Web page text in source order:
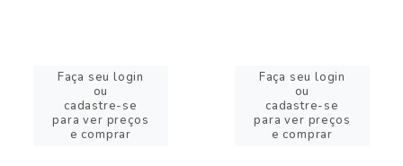
Faça seu login
ou
cadastre-se
para ver preços
e comprar
Faça seu login
ou
cadastre-se
para ver preços
e comprar